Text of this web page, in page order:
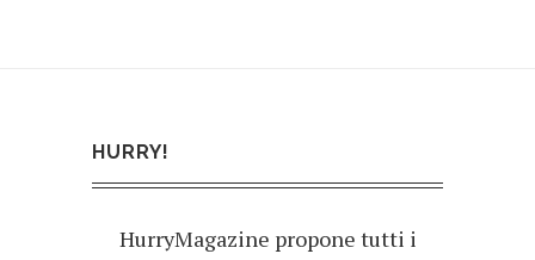
HURRY!
HurryMagazine propone tutti i